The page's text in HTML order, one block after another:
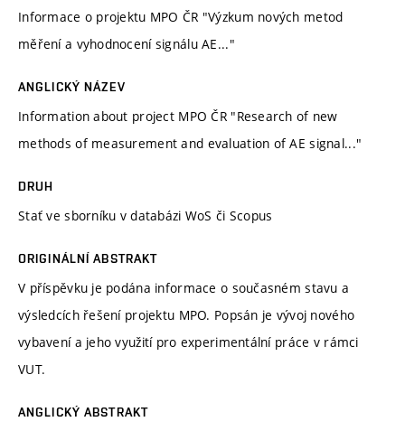
Informace o projektu MPO ČR "Výzkum nových metod
měření a vyhodnocení signálu AE..."
ANGLICKÝ NÁZEV
Information about project MPO ČR "Research of new
methods of measurement and evaluation of AE signal..."
DRUH
Stať ve sborníku v databázi WoS či Scopus
ORIGINÁLNÍ ABSTRAKT
V příspěvku je podána informace o současném stavu a
výsledcích řešení projektu MPO. Popsán je vývoj nového
vybavení a jeho využití pro experimentální práce v rámci
VUT.
ANGLICKÝ ABSTRAKT